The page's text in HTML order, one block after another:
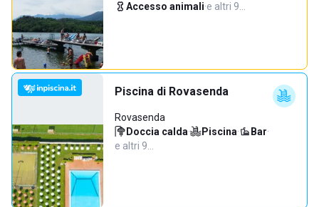
Accesso animali·e altri 9…
Piscina di Rovasenda
Rovasenda
Doccia calda· Piscina· Bar·
e altri 9…